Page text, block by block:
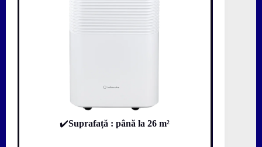
✔️Suprafață : până la 26 m²